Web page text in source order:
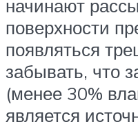
начинают
поверхности
появляться
забывать, что
(менее 30%
является